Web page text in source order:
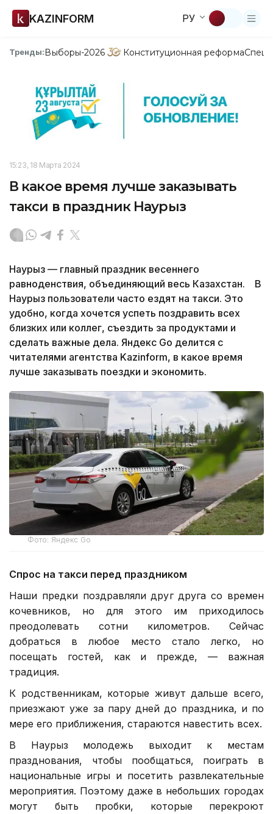
KAZINFORM РУ
Тренды:Выборы-2026 Конституционная реформа
15:23, 18 Марта 2024
В какое время лучше заказывать
такси в праздник Наурыз
Наурыз — главный праздник весеннего
равноденствия, объединяющий весь Казахстан. В
Наурыз пользователи часто ездят на такси. Это
удобно, когда хочется успеть поздравить всех
близких или коллег, съездить за продуктами и
сделать важные дела. Яндекс Go делится с
читателями агентства Kazinform, в какое время
лучше заказывать поездки и экономить.
Фото: Яндекс Go
Спрос на такси перед праздником
Наши предки поздравляли друг друга со времен
кочевников, но для этого им приходилось
преодолевать сотни километров. Сейчас
добраться в любое место стало легко, но
посещать гостей, как и прежде, — важная
традиция.
К родственникам, которые живут дальше всего,
приезжают уже за пару дней до праздника, и по
мере его приближения, стараются навестить всех.
В Наурыз молодежь выходит к местам
празднования, чтобы пообщаться, поиграть в
национальные игры и посетить развлекательные
мероприятия. Поэтому даже в небольших городах
могут быть пробки, которые перекроют